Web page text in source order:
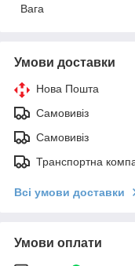
Вага
Умови доставки
Нова Пошта
Самовивіз
Самовивіз
Транспортна
Всі умови доставки
Умови оплати